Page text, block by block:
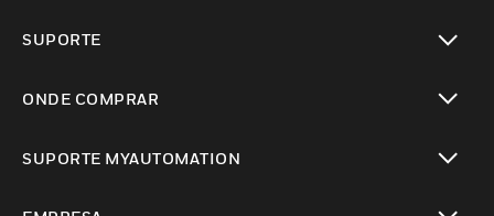
SUPORTE
ONDE COMPRAR
SUPORTE MYAUTOMATION